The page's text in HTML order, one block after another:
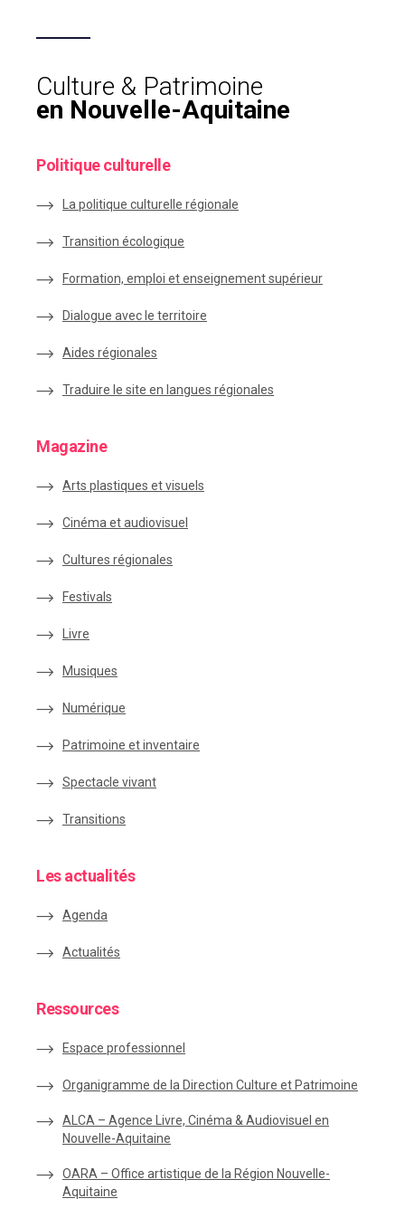
Culture & Patrimoine
en Nouvelle-Aquitaine
Politique culturelle
La politique culturelle régionale
Transition écologique
Formation, emploi et enseignement supérieur
Dialogue avec le territoire
Aides régionales
Traduire le site en langues régionales
Magazine
Arts plastiques et visuels
Cinéma et audiovisuel
Cultures régionales
Festivals
Livre
Musiques
Numérique
Patrimoine et inventaire
Spectacle vivant
Transitions
Les actualités
Agenda
Actualités
Ressources
Espace professionnel
Organigramme de la Direction Culture et Patrimoine
ALCA – Agence Livre, Cinéma & Audiovisuel en
Nouvelle-Aquitaine
OARA – Office artistique de la Région Nouvelle-
Aquitaine